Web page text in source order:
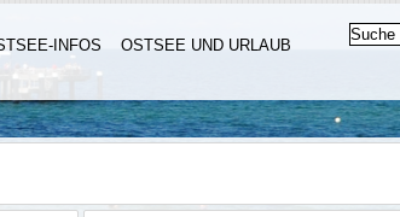
INFOS
OSTSEE UND URLAUB